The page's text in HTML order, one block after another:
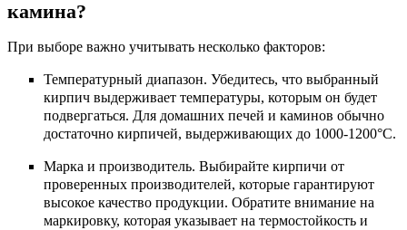
камина?
При выборе важно учитывать несколько факторов:
Температурный диапазон. Убедитесь, что выбранный
кирпич выдерживает температуры, которым он будет
подвергаться. Для домашних печей и каминов обычно
достаточно кирпичей, выдерживающих до 1000-1200°C.
Марка и производитель. Выбирайте кирпичи от
проверенных производителей, которые гарантируют
высокое качество продукции. Обратите внимание на
маркировку, которая указывает на термостойкость и